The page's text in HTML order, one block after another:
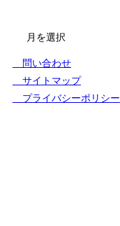
問い合わせ
サイトマップ
プライバシーポリシー